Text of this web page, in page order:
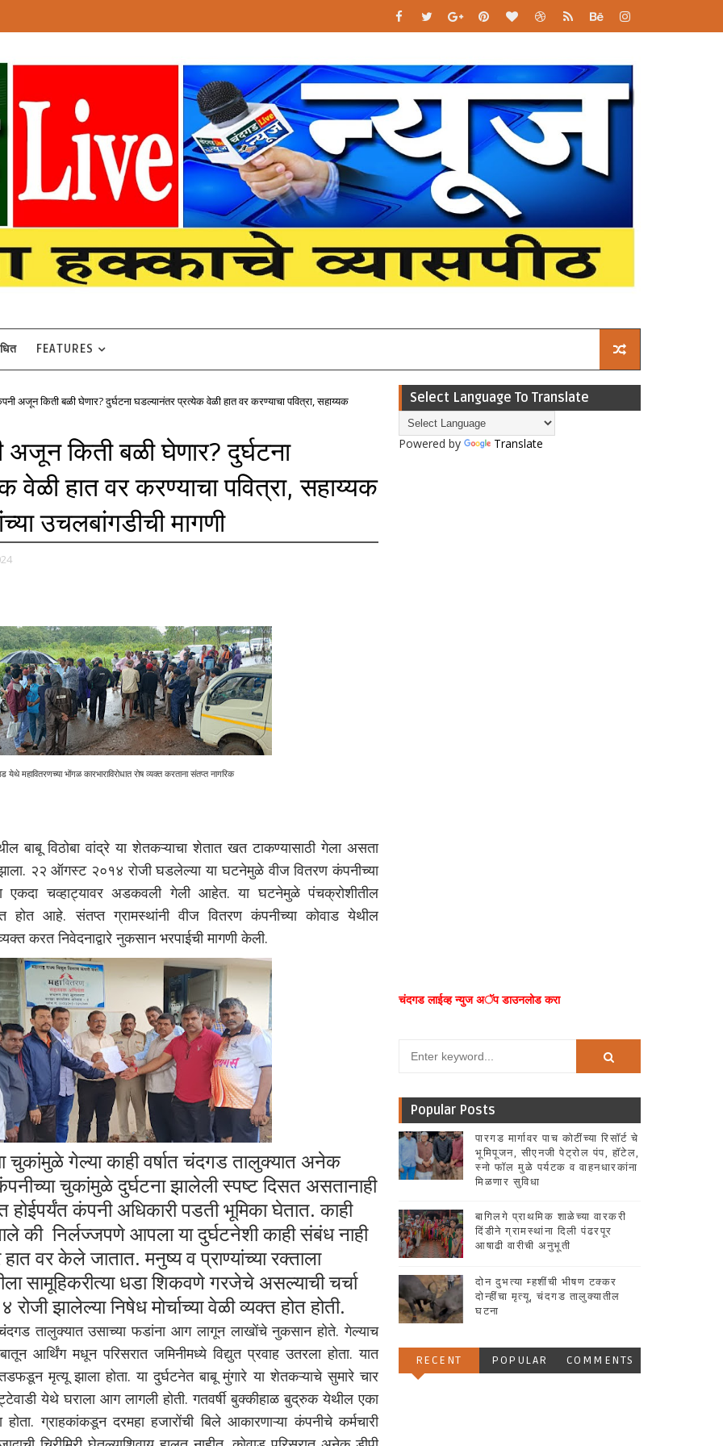
FEATURES
अजून किती बळी घेणार? दुर्घटना घडल्यानंतर प्रत्येक वेळी हात वर करण्याचा पवित्रा, सहाय्यक
किती बळी घेणार? दुर्घटना
वेळी हात वर करण्याचा पवित्रा, सहाय्यक
उचलबांगडीची मागणी
येथे महावितरणच्या भोंगळ कारभाराविरोधात रोष व्यक्त करताना संतप्त नागरिक
विठोबा वांद्रे या शेतकऱ्याचा शेतात खत टाकण्यासाठी गेला असता
२२ ऑगस्ट २०१४ रोजी घडलेल्या या घटनेमुळे वीज वितरण कंपनीच्या
एकदा चव्हाट्यावर अडकवली गेली आहेत. या घटनेमुळे पंचक्रोशीतील
होत आहे. संतप्त ग्रामस्थांनी वीज वितरण कंपनीच्या कोवाड येथील
करत निवेदनाद्वारे नुकसान भरपाईची मागणी केली.
गेल्या काही वर्षात चंदगड तालुक्यात अनेक
चुकांमुळे दुर्घटना झालेली स्पष्ट दिसत असतानाही
होईपर्यंत कंपनी अधिकारी पडती भूमिका घेतात. काही
की निर्लज्जपणे आपला या दुर्घटनेशी काही संबंध नाही
वर केले जातात. मनुष्य व प्राण्यांच्या रक्ताला
सामूहिकरीत्या धडा शिकवणे गरजेचे असल्याची चर्चा
झालेल्या निषेध मोर्चाच्या वेळी व्यक्त होत होती.
तालुक्यात उसाच्या फडांना आग लागून लाखोंचे नुकसान होते. गेल्याच
आर्थिंग मधून परिसरात जमिनीमध्ये विद्युत प्रवाह उतरला होता. यात
मृत्यू झाला होता. या दुर्घटनेत बाबू मुंगारे या शेतकऱ्याचे सुमारे चार
येथे घराला आग लागली होती. गतवर्षी बुक्कीहाळ बुद्रुक येथील एका
ग्राहकांकडून दरमहा हजारोंची बिले आकारणाऱ्या कंपनीचे कर्मचारी
Select Language To Translate
Powered by Translate
चंदगड लाईव्ह न्युज अॅप डाउनलोड करा
Popular Posts
पारगड मार्गावर पाच कोटींच्या रिसॉर्ट चे
भूमिपूजन, सीएनजी पेट्रोल पंप, हॉटेल,
स्नो फॉल मुळे पर्यटक व वाहनधारकांना
मिळणार सुविधा
बागिलगे प्राथमिक शाळेच्या वारकरी
दिंडीने ग्रामस्थांना दिली पंढरपूर
आषाढी वारीची अनुभूती
दोन दुभत्या म्हशींची भीषण टक्कर
दोन्हींचा मृत्यू, चंदगड तालुक्यातील
घटना
RECENT POPULAR COMMENTS